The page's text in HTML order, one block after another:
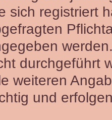
sich registriert
durchgeführt
weiteren
und